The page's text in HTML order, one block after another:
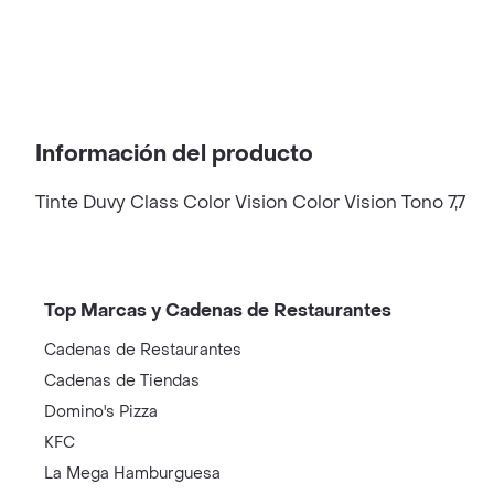
Información del producto
Tinte Duvy Class Color Vision Color Vision Tono 7,7
Top Marcas y Cadenas de Restaurantes
Cadenas de Restaurantes
Cadenas de Tiendas
Domino's Pizza
KFC
La Mega Hamburguesa